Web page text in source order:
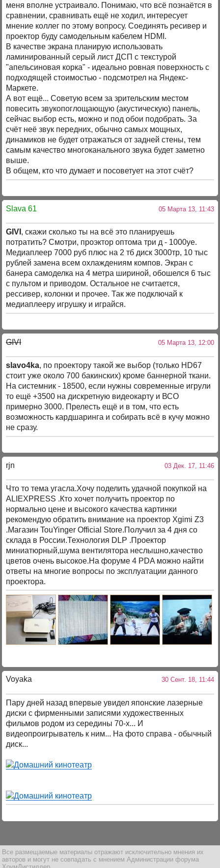
меня вполне устраивало. Понимаю, что всё познаётся в
сравнении, сравнивать ещё не ходил, интересует
мнение коллег по этому вопросу. Соединять ресивер и
проектор буду самодельным кабелем HDMI.
В качестве экрана планирую использовать
ламинированный серый лист ДСП с текстурой
"апельсиновая корка" - идеально ровная поверхность с
подходящей стоимостью - подсмотрел на Яндекс-
Маркете.
А вот ещё... Советую всем за зрительским местом
повесить звукопоглощающую (акустическую) панель,
сейчас выбор есть, можно и под обои подобрать. За
счёт неё звук передних, обычно самых мощных,
динамиков не будет отражаться от задней стены, тем
самым качество многоканального звука будет заметно
выше.
В общем, кто что думает и посоветует на этот счёт?
Slava 61 05 Марта 13, 11:43
GIVI , скажи сколько ты на всё это планируешь
потратить? Смотри, проэктор оптома три д - 1000уе.
Медиаплеер 7000 руб плюс на 2 тб диск 3000тр, 10 тыс
рублей замена всем охлаждениям компов. Экран с
банера самоделка на 4 метра шириной, обошелся 6 тыс
с пультом и приводом. Остальное не считается,
рессивер, колонки и прочее. Так же подключай к
медиаплееру игрушку и играйся.
GIVI 05 Марта 13, 12:00
slavo4ka, по проектору такой же выбор (только HD67
стоит уже около 700 бакинских) кроме баннерной ткани.
На системник - 18500, если нужны современные игрули
то ещё +3500 на дискретную видеокарту и ВСО
примерно 3000. Прелесть ещё и в том, что есть
возможность кардшаринга и собирать всё в кучу можно
не сразу.
rjn 03 Дек. 17, 11:46
Что то тема угасла.Хочу поделить удачной покупкой на
ALIEXPRESS .Кто хочет получить проектор по
нормально цене и высокого качества картинки
рекомендую обратить внимание на проектор Xgimi Z3
.Магазин TouYinger Official Store.Получил за 4 дня со
склада в России.Технология DLP .Проектор
миниатюрный,шума вентилятора неслышно,качество
цветов очень высокое.На форуме 4 PDA можно найти
ответы на многие вопросы по эксплуатации данного
проектора.
Voyaka 30 Сент. 18, 11:44
Пару дней назад впервые увидел японские лазерные
диски с фирменными записями художественных
фильмов родом из середины 70-х... И
видеопроигрыватель к ним... На фото справа - обычный
диск...
Все размещаемые материалы отражают исключительно мнения их
авторов и могут не совпадать с мнением Администрации форума